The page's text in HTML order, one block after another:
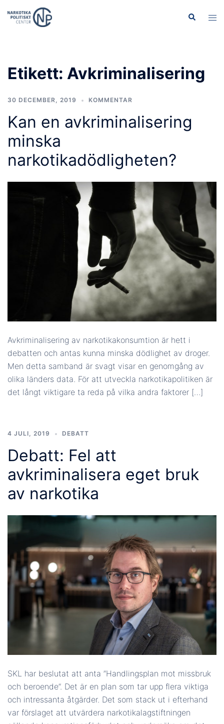
Sök
Slå
Etikett: Avkriminalisering
30 DECEMBER, 2019 KOMMENTAR
Kan en avkriminalisering
minska
narkotikadödligheten?
Avkriminalisering av narkotikakonsumtion är hett i
debatten och antas kunna minska dödlighet av droger.
Men detta samband är svagt visar en genomgång av
olika länders data. För att utveckla narkotikapolitiken är
det långt viktigare ta reda på vilka andra faktorer […]
4 JULI, 2019 DEBATT
Debatt: Fel att
avkriminalisera eget bruk
av narkotika
SKL har beslutat att anta ”Handlingsplan mot missbruk
och beroende”. Det är en plan som tar upp flera viktiga
och intressanta åtgärder. Det som stack ut i efterhand
var förslaget att utvärdera narkotikalagstiftningen